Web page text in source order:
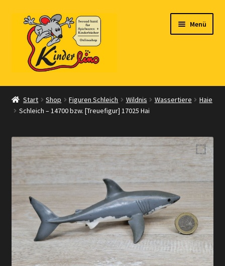
Navigation
springen
Zum
Inhalt
springen
Menü
Start
Vertrag widerrufen
Shop
Warenkorb
Kasse
Zahlungsarten
Versandarten
Start Shop Figuren Schleich Wildnis Wassertiere
Haie
Schleich – 14700 bzw. [Treuefigur] 17025 Hai